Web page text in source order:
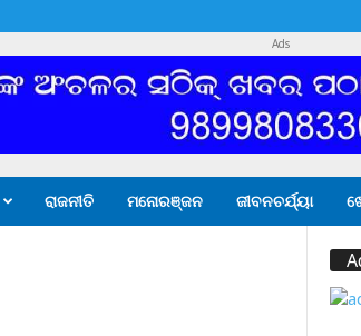
Ads
ରାଜନୀତି ମନୋରଞ୍ଜନ ଜୀବନଚର୍ଯ୍ୟା